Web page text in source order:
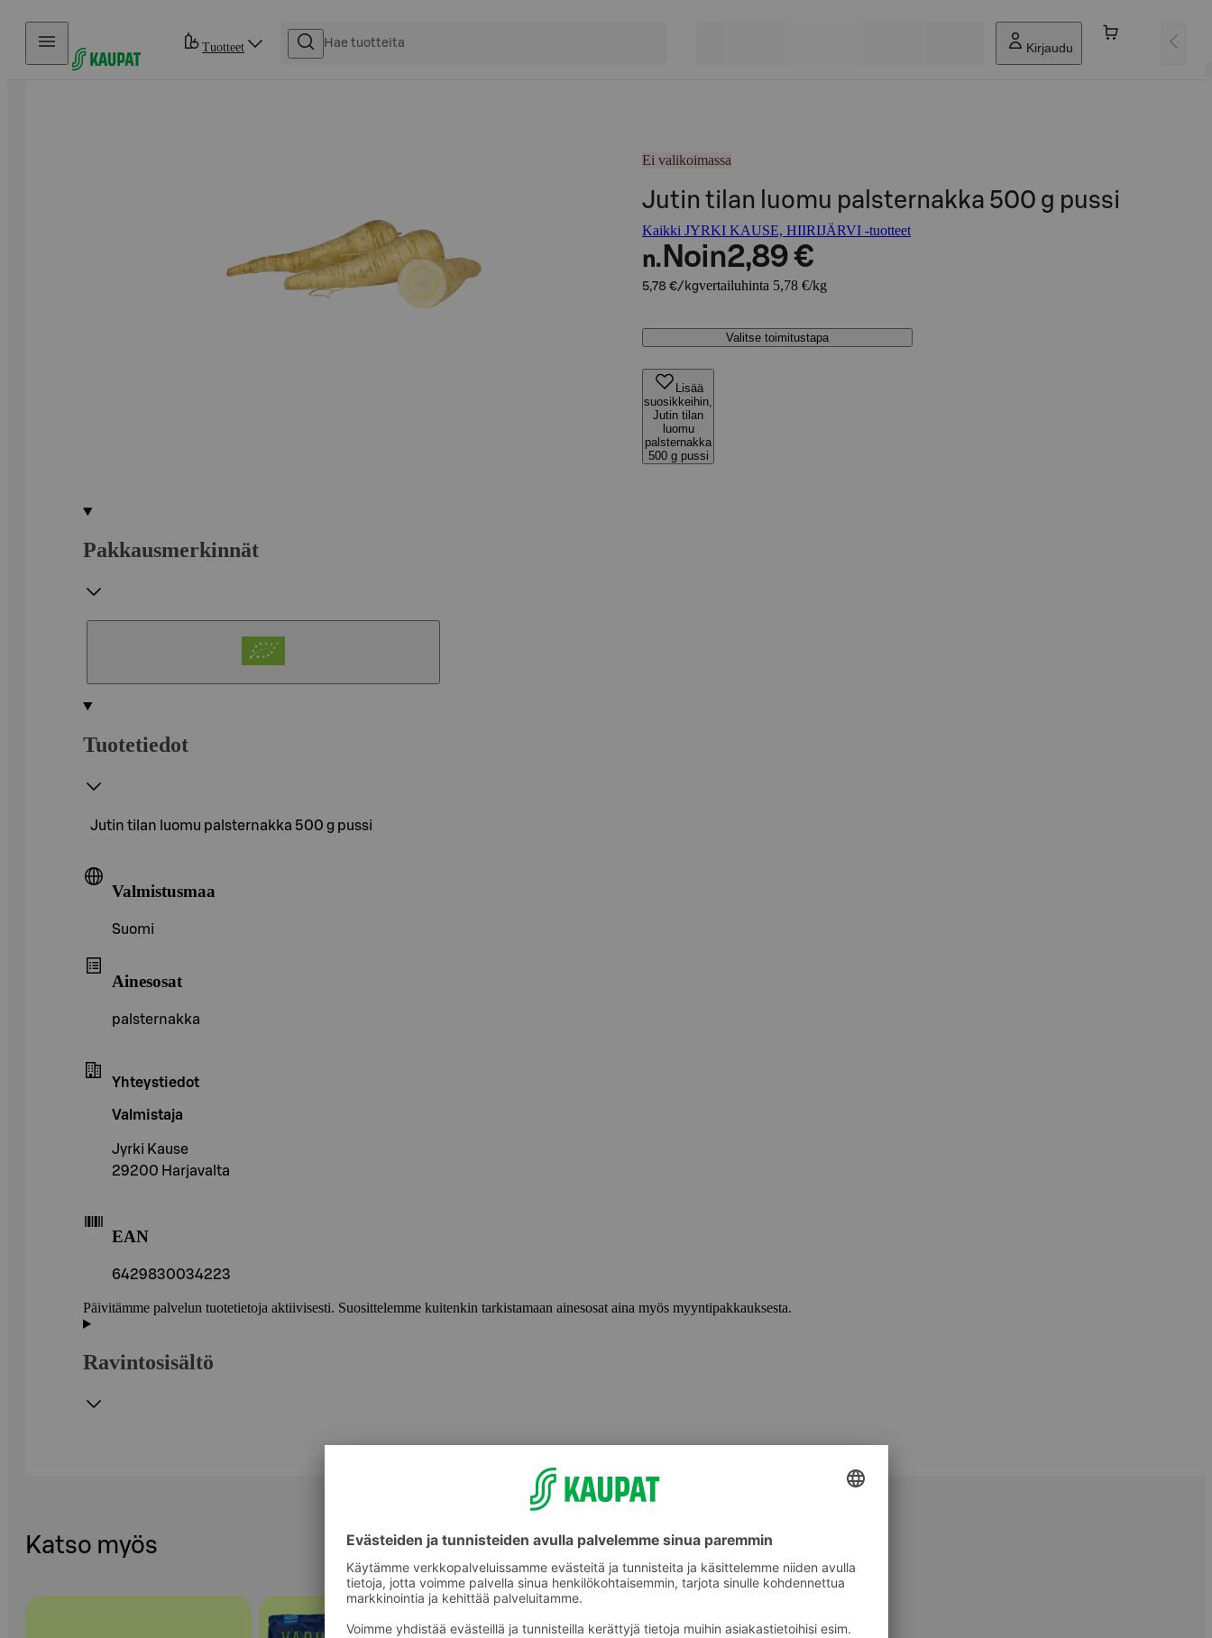
Hyppää sisältöön
Tuotteet Kirjaudu
Ei valikoimassa
Jutin tilan luomu palsternakka 500 g pussi
Kaikki JYRKI KAUSE, HIIRIJÄRVI -tuotteet
n. Noin2,89 €
5,78 €/kgvertailuhinta 5,78 €/kg
Valitse toimitustapa
Lisää
suosikkeihin,
Jutin tilan
luomu
palsternakka
500 g pussi
Pakkausmerkinnät
Tuotetiedot
Jutin tilan luomu palsternakka 500 g pussi
Valmistusmaa
Suomi
Ainesosat
palsternakka
Yhteystiedot
Valmistaja
Jyrki Kause
29200 Harjavalta
EAN
6429830034223
Päivitämme palvelun tuotetietoja aktiivisesti. Suosittelemme kuitenkin tarkistamaan ainesosat aina myös myyntipakkauksesta.
Ravintosisältö
Katso myös